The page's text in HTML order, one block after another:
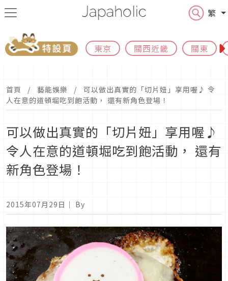
繁
東京 關西近畿 關東
首頁 藝能娛樂
可以做出真實的「切片妞」享用喔♪ 令
人在意的道頓堀吃到飽活動， 還有新角色登場！
可以做出真實的「切片妞」享用喔♪
令人在意的道頓堀吃到飽活動， 還有
新角色登場！
2015年07月29日 ｜ By